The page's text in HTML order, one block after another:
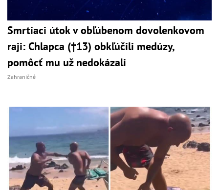
Smrtiaci útok v obľúbenom dovolenkovom
raji: Chlapca (†13) obkľúčili medúzy,
pomôcť mu už nedokázali
Zahraničné